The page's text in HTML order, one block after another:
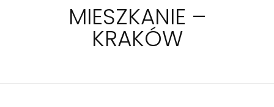
MIESZKANIE –
KRAKÓW